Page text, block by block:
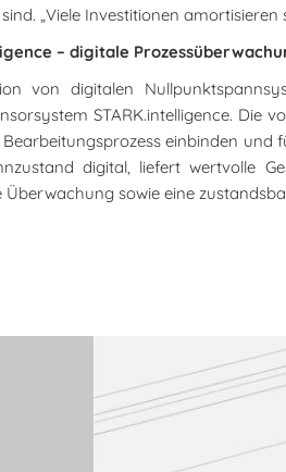
„Viele Investitionen
– digitale
von digitalen
STARK.intelligence. Die
einbinden
digital, liefert wertvolle
sowie eine